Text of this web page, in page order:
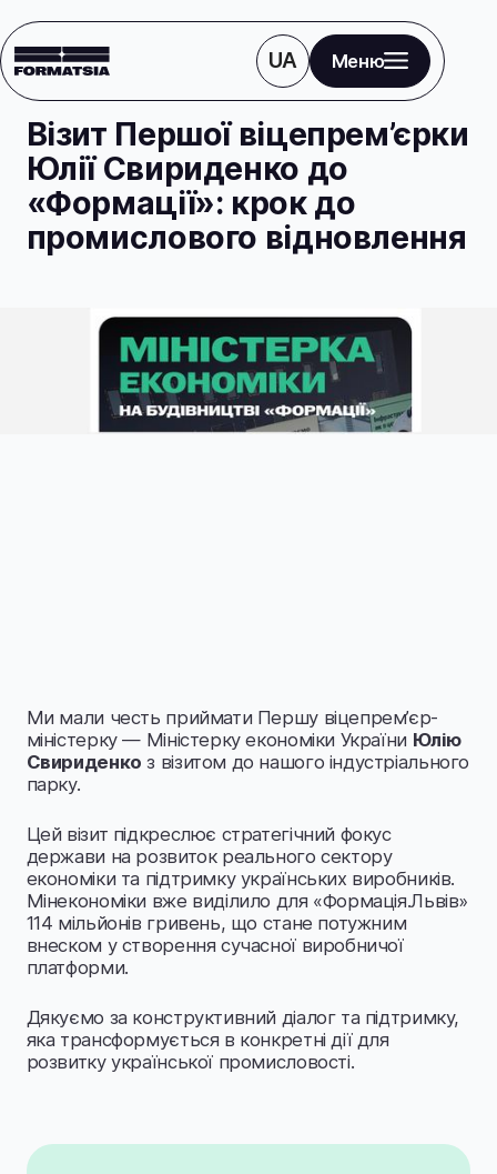
UA Меню
Блог
Візит Першої віцепрем’єрки
Юлії Свириденко до
«Формації»: крок до
промислового відновлення
Ми мали честь приймати Першу віцепрем’єр-
міністерку — Міністерку економіки України Юлію
Свириденко з візитом до нашого індустріального
парку.
Цей візит підкреслює стратегічний фокус
держави на розвиток реального сектору
економіки та підтримку українських виробників.
Мінекономіки вже виділило для «Формація.Львів»
114 мільйонів гривень, що стане потужним
внеском у створення сучасної виробничої
платформи.
Дякуємо за конструктивний діалог та підтримку,
яка трансформується в конкретні дії для
розвитку української промисловості.